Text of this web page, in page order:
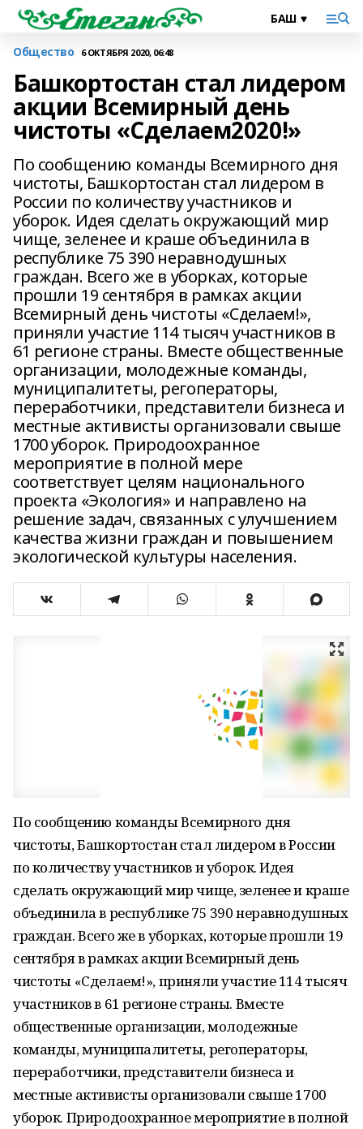
Общество 6 ОКТЯБРЯ 2020, 06:48
Башкортостан стал лидером
акции Всемирный день
чистоты «Сделаем2020!»
По сообщению команды Всемирного дня
чистоты, Башкортостан стал лидером в
России по количеству участников и
уборок. Идея сделать окружающий мир
чище, зеленее и краше объединила в
республике 75 390 неравнодушных
граждан. Всего же в уборках, которые
прошли 19 сентября в рамках акции
Всемирный день чистоты «Сделаем!»,
приняли участие 114 тысяч участников в
61 регионе страны. Вместе общественные
организации, молодежные команды,
муниципалитеты, регоператоры,
переработчики, представители бизнеса и
местные активисты организовали свыше
1700 уборок. Природоохранное
мероприятие в полной мере
соответствует целям национального
проекта «Экология» и направлено на
решение задач, связанных с улучшением
качества жизни граждан и повышением
экологической культуры населения.
По сообщению команды Всемирного дня
чистоты, Башкортостан стал лидером в России
по количеству участников и уборок. Идея
сделать окружающий мир чище, зеленее и краше
объединила в республике 75 390 неравнодушных
граждан. Всего же в уборках, которые прошли 19
сентября в рамках акции Всемирный день
чистоты «Сделаем!», приняли участие 114 тысяч
участников в 61 регионе страны. Вместе
общественные организации, молодежные
команды, муниципалитеты, регоператоры,
переработчики, представители бизнеса и
местные активисты организовали свыше 1700
уборок. Природоохранное мероприятие в полной